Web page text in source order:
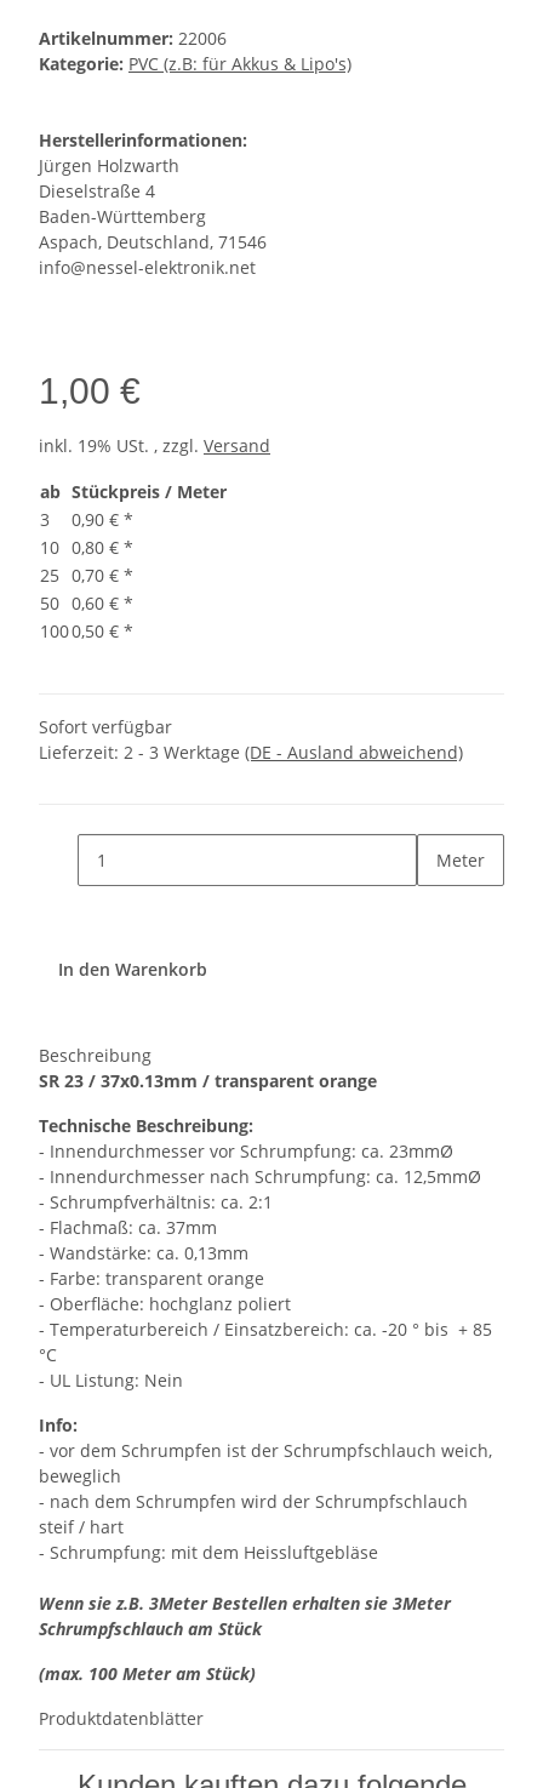
Artikelnummer: 22006
Kategorie: PVC (z.B: für Akkus & Lipo's)
Herstellerinformationen:
Jürgen Holzwarth
Dieselstraße 4
Baden-Württemberg
Aspach, Deutschland, 71546
info@nessel-elektronik.net
1,00 €
inkl. 19% USt. , zzgl. Versand
ab Stückpreis / Meter
3
0,90 € *
10 0,80 € *
25 0,70 € *
50 0,60 € *
1000,50 € *
Sofort verfügbar
Lieferzeit: 2 - 3 Werktage (DE - Ausland abweichend)
Meter
In den Warenkorb
Beschreibung
SR 23 / 37x0.13mm / transparent orange
Technische Beschreibung:
- Innendurchmesser vor Schrumpfung: ca. 23mmØ
- Innendurchmesser nach Schrumpfung: ca. 12,5mmØ
- Schrumpfverhältnis: ca. 2:1
- Flachmaß: ca. 37mm
- Wandstärke: ca. 0,13mm
- Farbe: transparent orange
- Oberfläche: hochglanz poliert
- Temperaturbereich / Einsatzbereich: ca. -20 ° bis + 85
°C
- UL Listung: Nein
Info:
- vor dem Schrumpfen ist der Schrumpfschlauch weich,
beweglich
- nach dem Schrumpfen wird der Schrumpfschlauch
steif / hart
- Schrumpfung: mit dem Heissluftgebläse
Wenn sie z.B. 3Meter Bestellen erhalten sie 3Meter
Schrumpfschlauch am Stück
(max. 100 Meter am Stück)
Produktdatenblätter